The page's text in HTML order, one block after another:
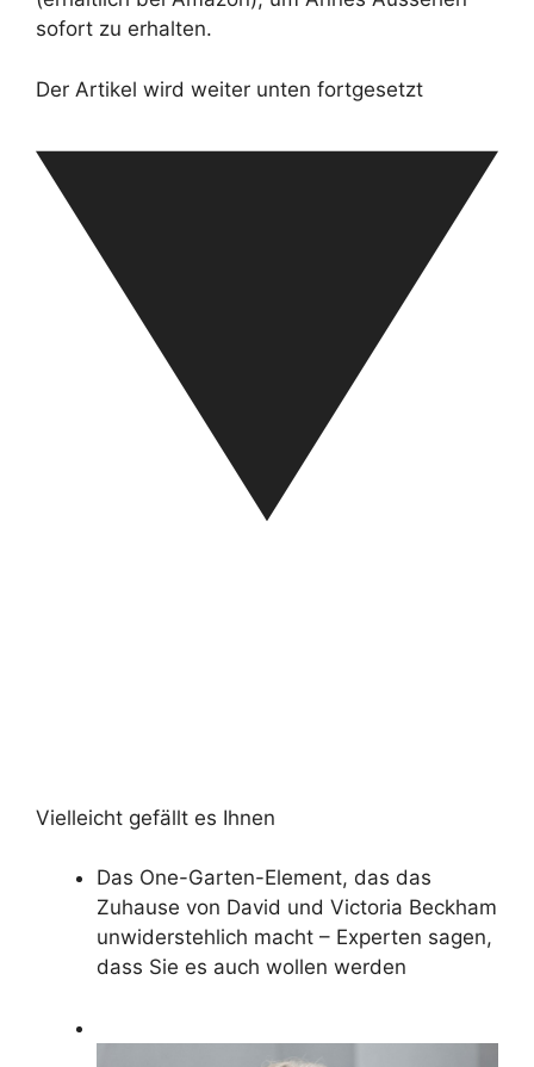
sofort zu erhalten.
Der Artikel wird weiter unten fortgesetzt
Vielleicht gefällt es Ihnen
Das One-Garten-Element, das das
Zuhause von David und Victoria Beckham
unwiderstehlich macht – Experten sagen,
dass Sie es auch wollen werden